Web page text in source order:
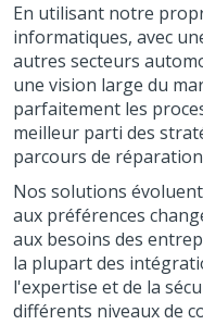
En utilisant notre
informatiques, avec
autres secteurs
une vision large du
parfaitement les
meilleur parti des
parcours de
Nos solutions
aux préférences
aux besoins des
la plupart des
l'expertise et de la
différents niveaux de